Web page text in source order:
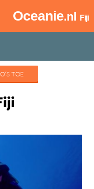
Oceanie.nl Fiji
TOE